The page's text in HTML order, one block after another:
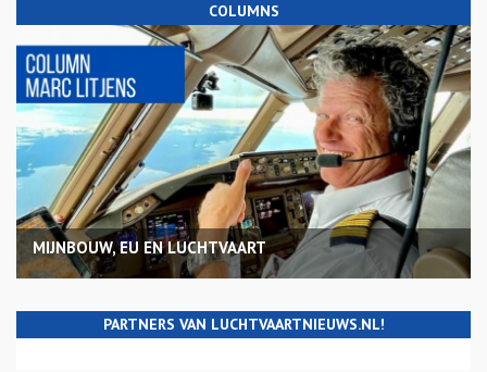
COLUMNS
MIJNBOUW, EU EN LUCHTVAART
PARTNERS VAN LUCHTVAARTNIEUWS.NL!